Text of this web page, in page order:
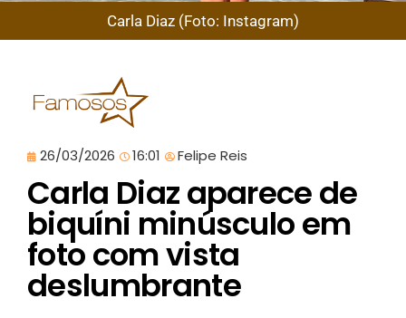
Carla Diaz (Foto: Instagram)
26/03/2026 16:01 Felipe Reis
Carla Diaz aparece de
biquíni minúsculo em
foto com vista
deslumbrante